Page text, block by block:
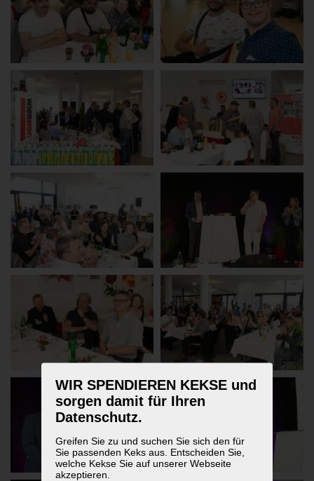
WIR SPENDIEREN KEKSE und
sorgen damit für Ihren
Datenschutz.
Greifen Sie zu und suchen Sie sich den für
Sie passenden Keks aus. Entscheiden Sie,
welche Kekse Sie auf unserer Webseite
akzeptieren.